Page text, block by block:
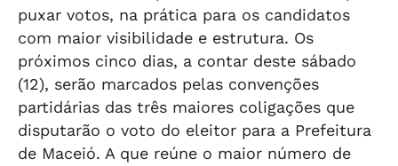
puxar votos, na prática para os candidatos
com maior visibilidade e estrutura. Os
próximos cinco dias, a contar deste sábado
(12), serão marcados pelas convenções
partidárias das três maiores coligações que
disputarão o voto do eleitor para a Prefeitura
de Maceió. A que reúne o maior número de